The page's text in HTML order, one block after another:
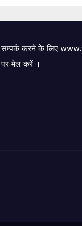
सम्पर्क करने के लिए
पर मेल करें ।